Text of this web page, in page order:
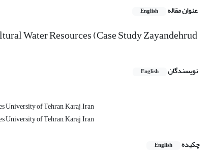
عنوان مقاله English
Water Resources (Case Study Zayandehrud
نویسندگان English
University of Tehran, Karaj, Iran
University of Tehran, Karaj, Iran
چکیده
English